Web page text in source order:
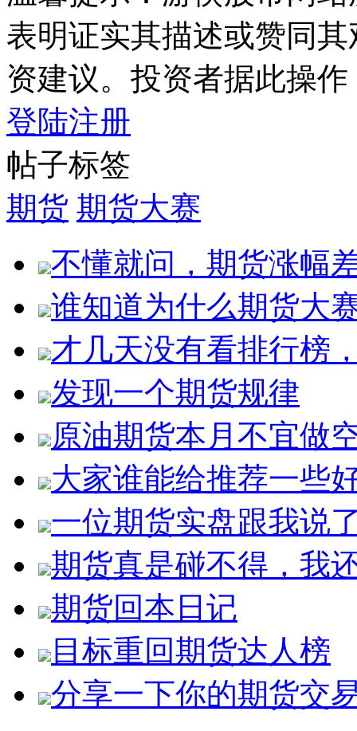
表明证实其描述或赞同
资建议。投资者据此操
登陆注册
帖子标签
期货 期货大赛
不懂就问，期货涨幅
谁知道为什么期货大
才几天没有看排行榜
发现一个期货规律
原油期货本月不宜做
大家谁能给推荐一些
一位期货实盘跟我说
期货真是碰不得，我
期货回本日记
目标重回期货达人榜
分享一下你的期货交